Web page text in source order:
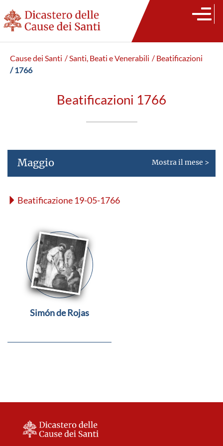
Cause dei Santi / Santi, Beati e Venerabili / Beatificazioni
/ 1766
Beatificazioni 1766
Maggio Mostra il mese >
Beatificazione 19-05-1766
Simón de Rojas